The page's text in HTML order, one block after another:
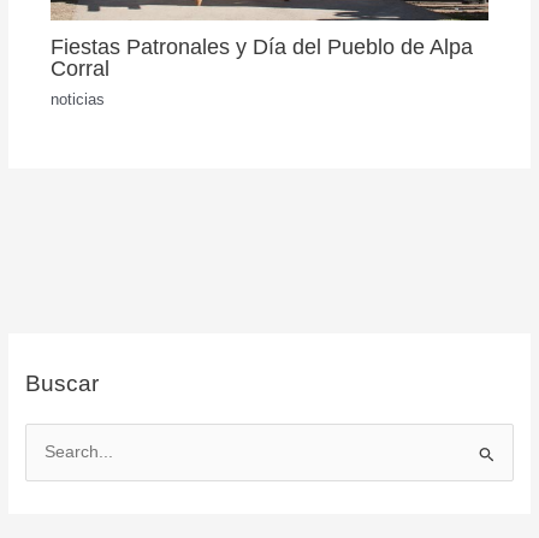
Fiestas Patronales y Día del Pueblo de Alpa
Corral
noticias
Buscar